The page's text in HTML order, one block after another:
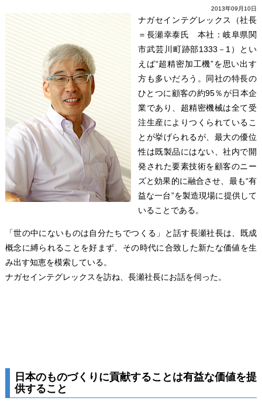
2013年09月10日
ナガセインテグレックス（社長
＝長瀬幸泰氏 本社：岐阜県関
市武芸川町跡部1333－1）とい
えば“超精密加工機”を思い出す
方も多いだろう。同社の特長の
ひとつに顧客の約95％が日本企
業であり、超精密機械は全て受
注生産によりつくられているこ
とが挙げられるが、最大の優位
性は既製品にはない、社内で開
発された要素技術を顧客のニー
ズと効果的に融合させ、最も“有
益な一台”を製造現場に提供して
いることである。
「世の中にないものは自分たちでつくる」と話す長瀬社長は、既成
概念に縛られることを好まず、その時代に合致した新たな価値を生
み出す知恵を模索している。
ナガセインテグレックスを訪ね、長瀬社長にお話を伺った。
日本のものづくりに貢献することは有益な価値を提
供すること